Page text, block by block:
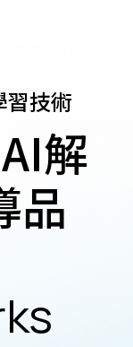
習技術
解
品